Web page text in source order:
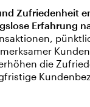
Zufriedenheit
Erfahrung
die